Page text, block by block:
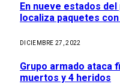
En nueve estados del
localiza paquetes
DICIEMBRE 27, 2022
Grupo armado ataca
muertos y 4 heridos